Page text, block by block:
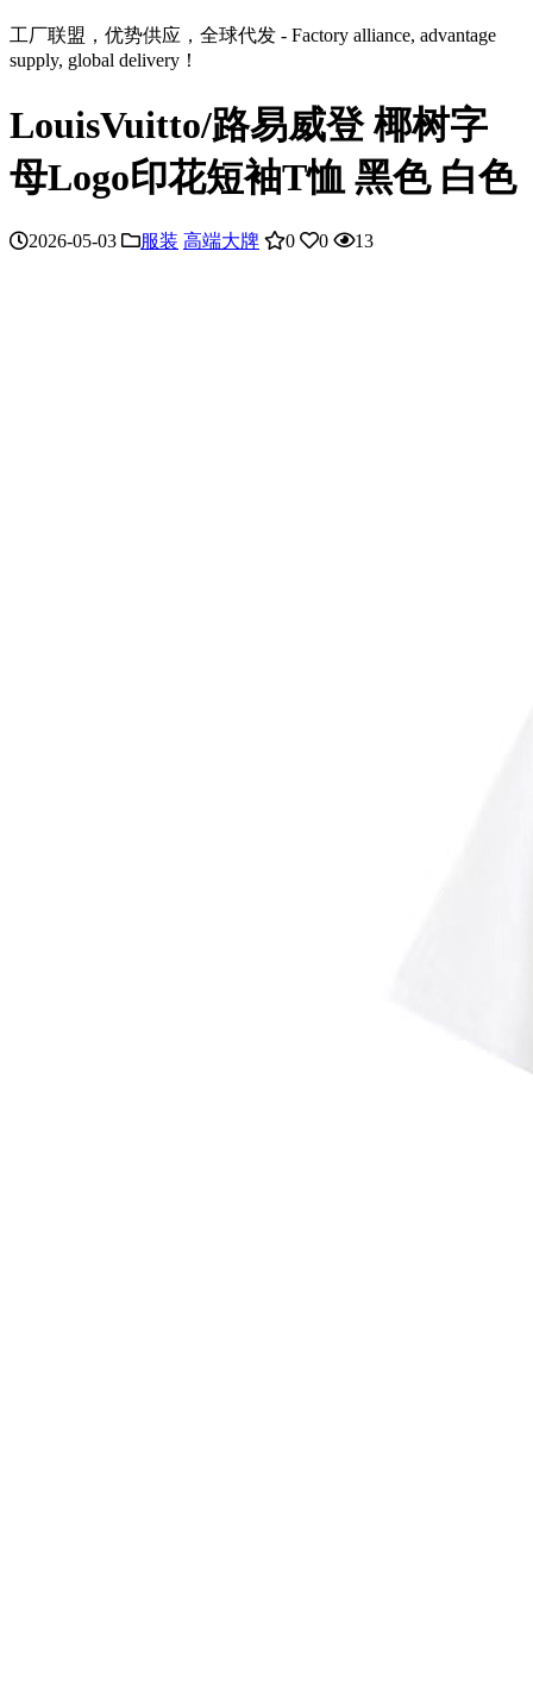
工厂联盟，优势供应，全球代发 - Factory alliance, advantage
supply, global delivery！
LouisVuitto/路易威登 椰树字
母Logo印花短袖T恤 黑色 白色
2026-05-03 服装 高端大牌 0 0 13